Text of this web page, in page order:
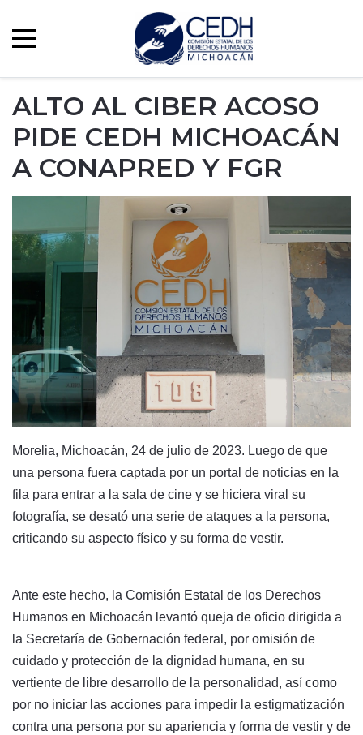
ALTO AL CIBER ACOSO
PIDE CEDH MICHOACÁN
A CONAPRED Y FGR
Morelia, Michoacán, 24 de julio de 2023. Luego de que
una persona fuera captada por un portal de noticias en la
fila para entrar a la sala de cine y se hiciera viral su
fotografía, se desató una serie de ataques a la persona,
criticando su aspecto físico y su forma de vestir.
Ante este hecho, la Comisión Estatal de los Derechos
Humanos en Michoacán levantó queja de oficio dirigida a
la Secretaría de Gobernación federal, por omisión de
cuidado y protección de la dignidad humana, en su
vertiente de libre desarrollo de la personalidad, así como
por no iniciar las acciones para impedir la estigmatización
contra una persona por su apariencia y forma de vestir y de